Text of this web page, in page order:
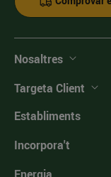
Nosaltres
Targeta Client
Establiments
Incorpora't